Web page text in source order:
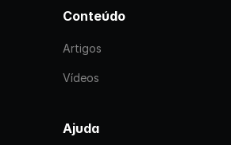
Conteúdo
Artigos
Vídeos
Ajuda